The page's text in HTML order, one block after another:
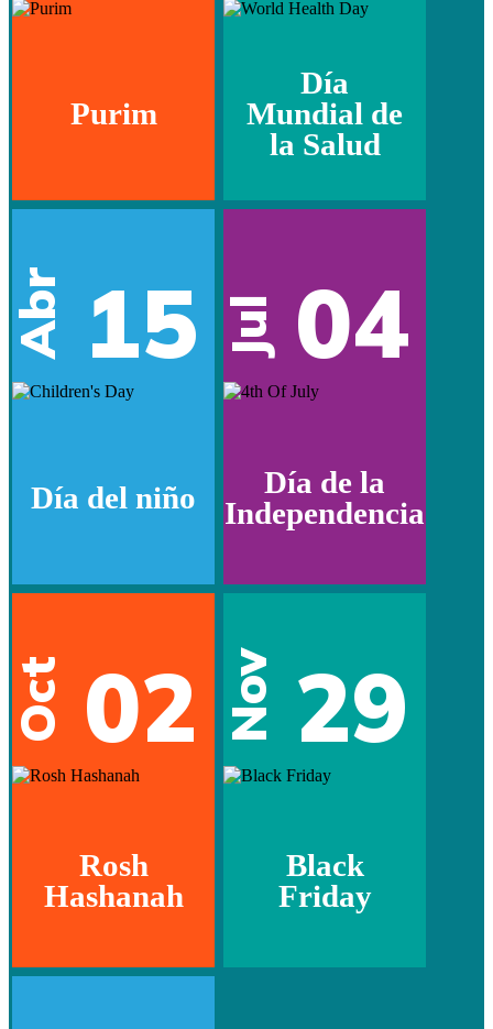
Purim
Día
Mundial de
la Salud
Abr 15
Día del niño
Jul 04
Día de la
Independencia
Oct 02
Rosh
Hashanah
Nov 29
Black
Friday